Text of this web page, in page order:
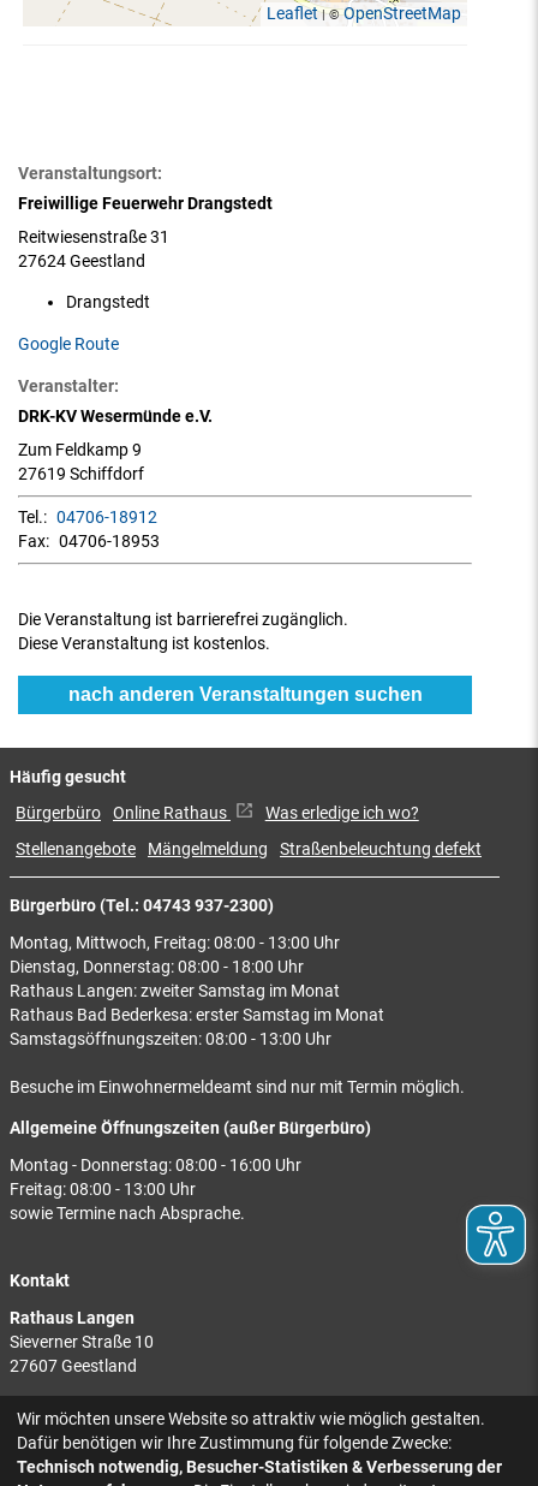
Leaflet| ©OpenStreetMap
Veranstaltungsort:
Freiwillige Feuerwehr Drangstedt
Reitwiesenstraße 31
27624 Geestland
Drangstedt
Google Route
Veranstalter:
DRK-KV Wesermünde e.V.
Zum Feldkamp 9
27619 Schiffdorf
Tel.: 04706-18912
Fax: 04706-18953
Die Veranstaltung ist barrierefrei zugänglich.
Diese Veranstaltung ist kostenlos.
nach anderen Veranstaltungen suchen
Bürgerbüro (Tel.: 04743 937-2300)
Montag, Mittwoch, Freitag: 08:00 - 13:00 Uhr
Dienstag, Donnerstag: 08:00 - 18:00 Uhr
Rathaus Langen: zweiter Samstag im Monat
Rathaus Bad Bederkesa: erster Samstag im Monat
Samstagsöffnungszeiten: 08:00 - 13:00 Uhr
Besuche im Einwohnermeldeamt sind nur mit Termin möglich.
Allgemeine Öffnungszeiten (außer Bürgerbüro)
Montag - Donnerstag: 08:00 - 16:00 Uhr
Freitag: 08:00 - 13:00 Uhr
sowie Termine nach Absprache.
Kontakt
Rathaus Langen
Sieverner Straße 10
27607 Geestland
Rathaus Bad Bederkesa
Am Markt 8
27624 Geestland
Häufig gesucht
Bürgerbüro Online Rathaus
Was erledige ich wo?
Stellenangebote
Mängelmeldung Straßenbeleuchtung defekt
Wir möchten unsere Website so attraktiv wie möglich gestalten.
Dafür benötigen wir Ihre Zustimmung für folgende Zwecke:
Technisch notwendig, Besucher-Statistiken & Verbesserung der